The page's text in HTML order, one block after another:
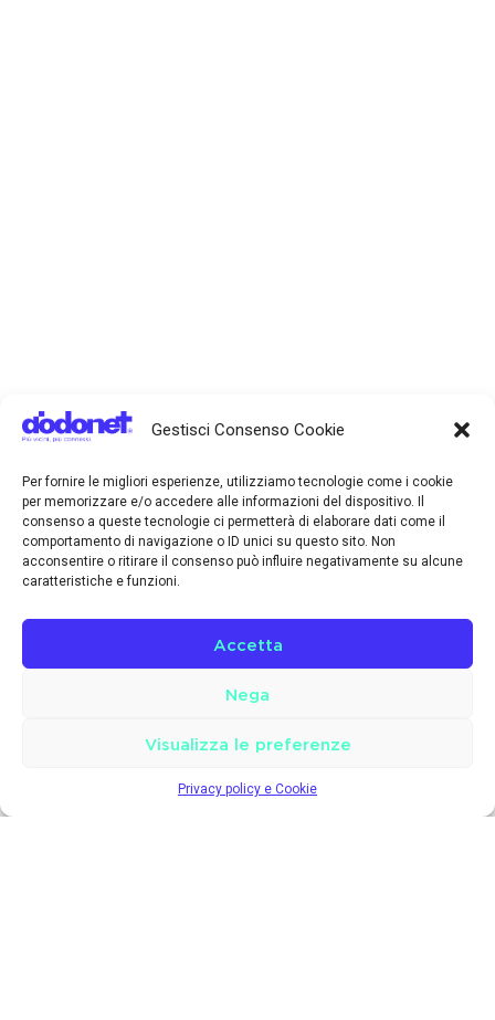
Gestisci Consenso Cookie
Per fornire le migliori esperienze, utilizziamo tecnologie come i cookie
per memorizzare e/o accedere alle informazioni del dispositivo. Il
consenso a queste tecnologie ci permetterà di elaborare dati come il
comportamento di navigazione o ID unici su questo sito. Non
acconsentire o ritirare il consenso può influire negativamente su alcune
caratteristiche e funzioni.
Accetta
Nega
Visualizza le preferenze
Privacy policy e Cookie